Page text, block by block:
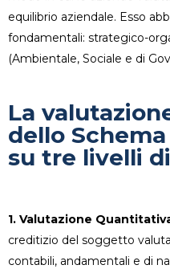
equilibrio aziendale. Esso
fondamentali: strategico-
(Ambientale, Sociale e di
La
dello
su tre livelli
1. Valutazione
creditizio del soggetto
contabili, andamentali e di